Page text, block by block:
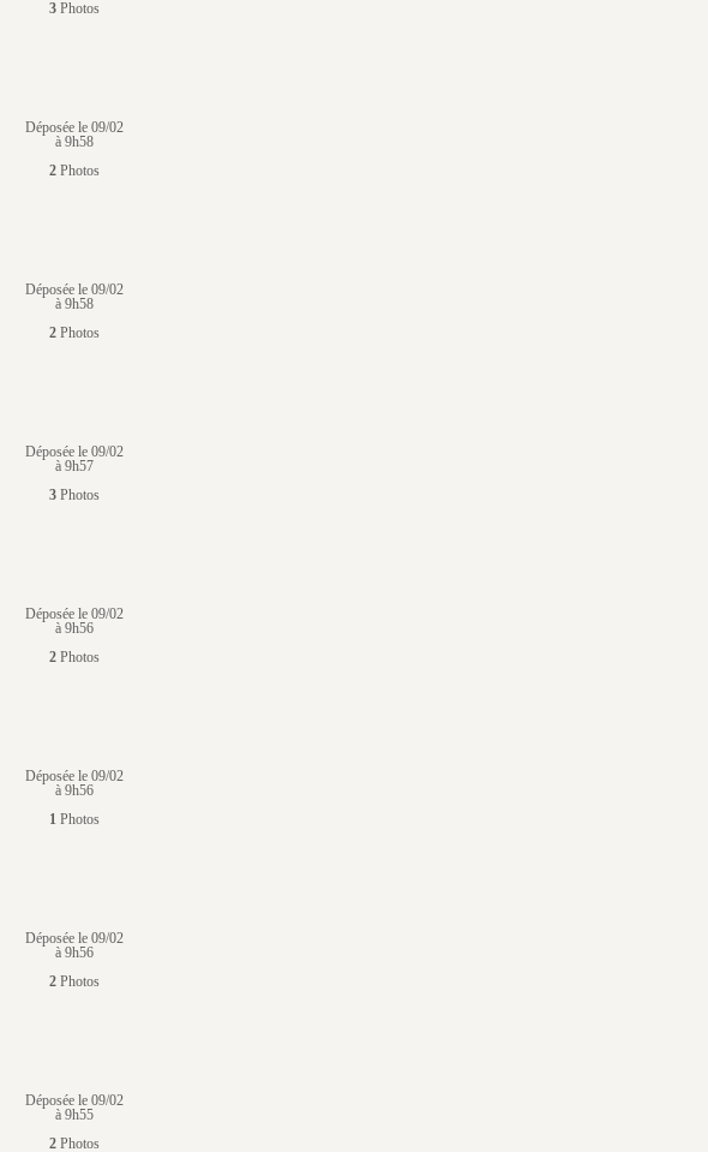
3 Photos
Déposée le 09/02
à 9h58
2 Photos
Déposée le 09/02
à 9h58
2 Photos
Déposée le 09/02
à 9h57
3 Photos
Déposée le 09/02
à 9h56
2 Photos
Déposée le 09/02
à 9h56
1 Photos
Déposée le 09/02
à 9h56
2 Photos
Déposée le 09/02
à 9h55
2 Photos